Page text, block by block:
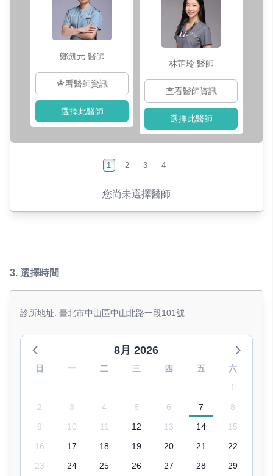
鄭凱元 醫師
查看醫師資訊
選擇此醫師
林芷玲 醫師
查看醫師資訊
選擇此醫師
1 2 3 4
您尚未選擇醫師
3. 選擇時間
診所地址: 臺北市中山區中山北路一段101號
8月 2026
日 一 二 三 四 五
六
1
2
3 4 5 6 7
8
9
10 11 12 13 14
15
16
17 18 19 20 21
22
23
24 25 26 27 28
29